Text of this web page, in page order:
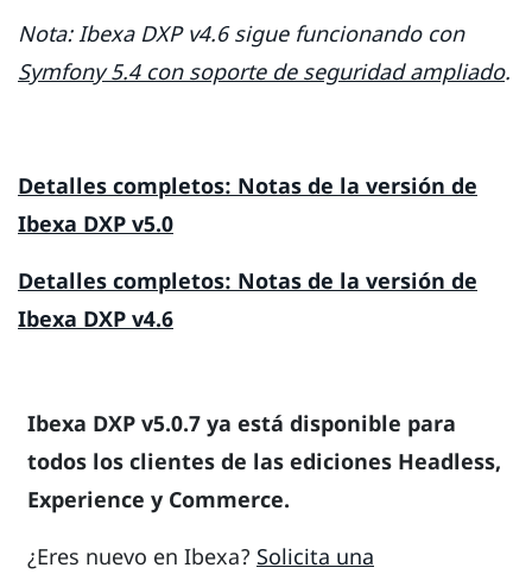
Nota: Ibexa DXP v4.6 sigue funcionando con
Symfony 5.4 con soporte de seguridad ampliado.
Detalles completos: Notas de la versión de
Ibexa DXP v5.0
Detalles completos: Notas de la versión de
Ibexa DXP v4.6
Ibexa DXP v5.0.7 ya está disponible para
todos los clientes de las ediciones Headless,
Experience y Commerce.
¿Eres nuevo en Ibexa? Solicita una